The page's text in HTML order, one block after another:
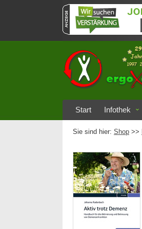
Start Infothek
Sie sind hier: Shop >>